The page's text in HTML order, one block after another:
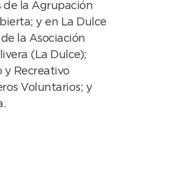
de la Agrupación
y en La Dulce
la Asociación
(La Dulce);
y Recreativo
Voluntarios; y